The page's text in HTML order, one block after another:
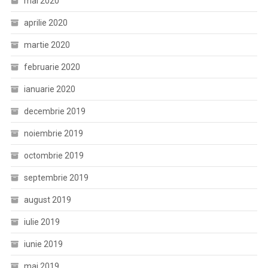
aprilie 2020
martie 2020
februarie 2020
ianuarie 2020
decembrie 2019
noiembrie 2019
octombrie 2019
septembrie 2019
august 2019
iulie 2019
iunie 2019